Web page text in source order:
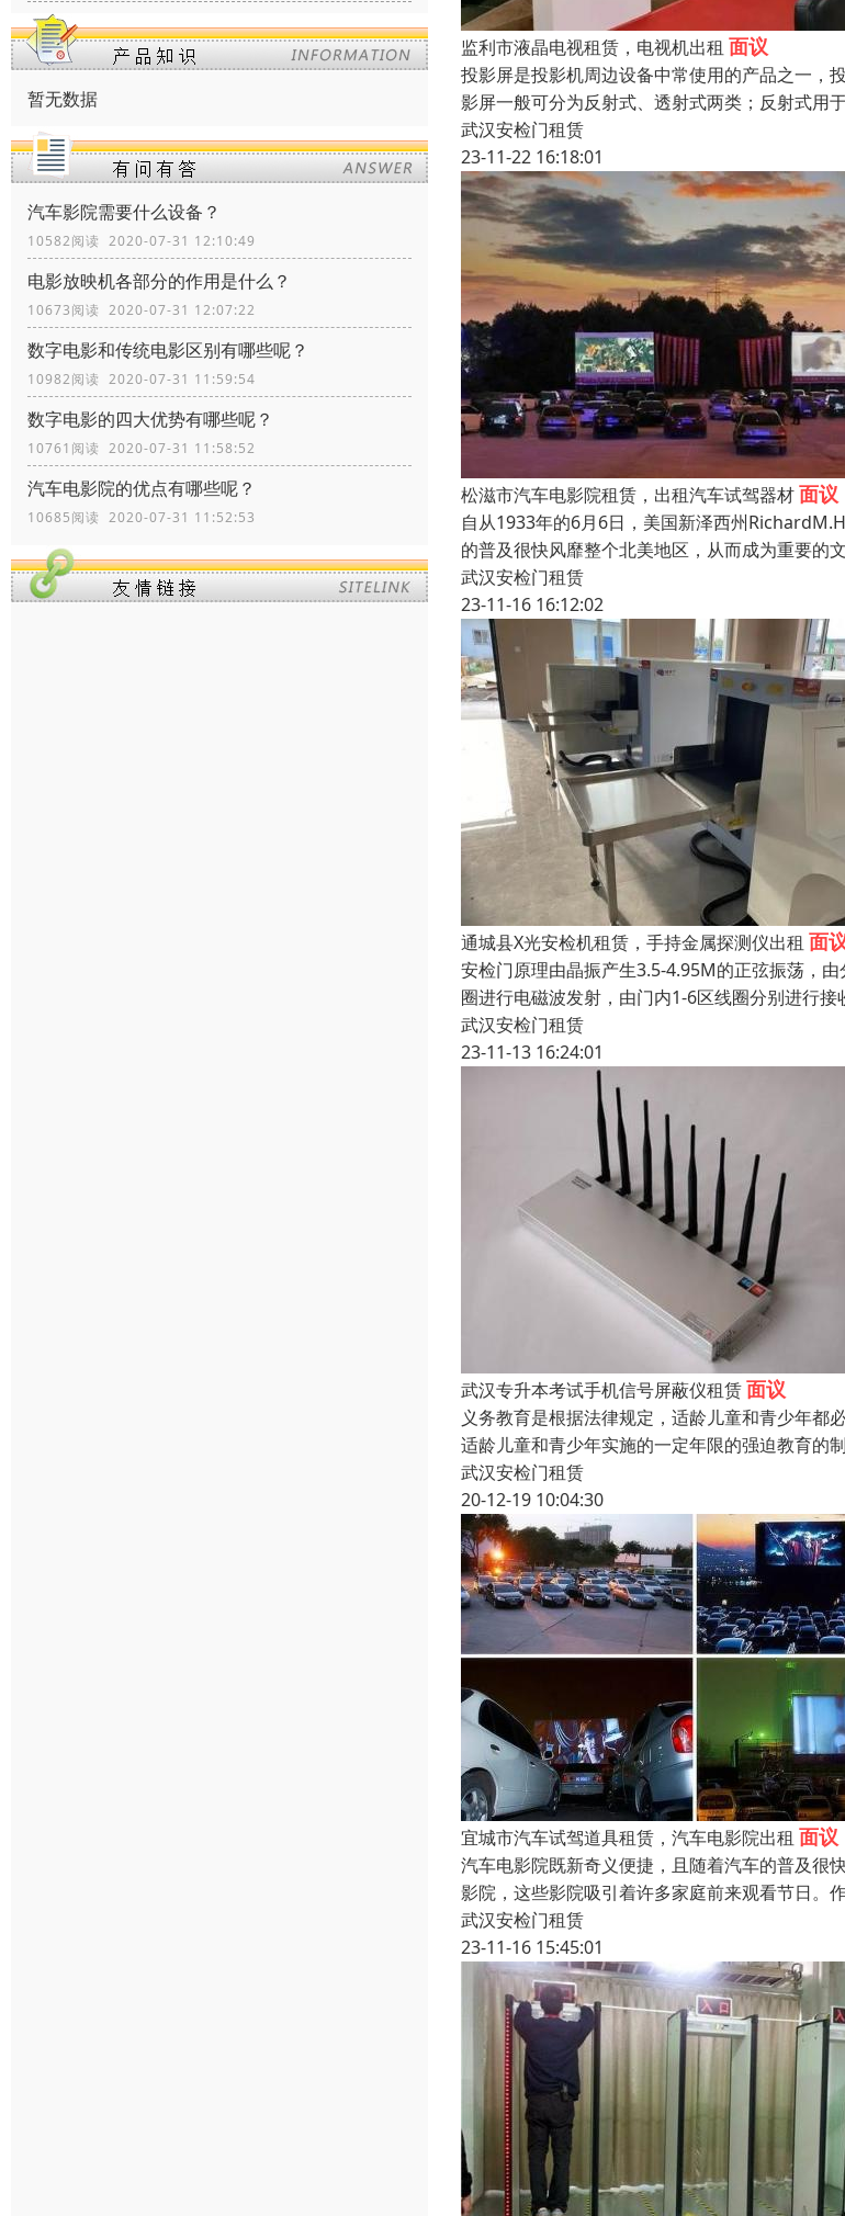
暂无数据
汽车影院需要什么设备？
10582阅读 2020-07-31 12:10:49
电影放映机各部分的作用是什么？
10673阅读 2020-07-31 12:07:22
数字电影和传统电影区别有哪些呢？
10982阅读 2020-07-31 11:59:54
数字电影的四大优势有哪些呢？
10761阅读 2020-07-31 11:58:52
汽车电影院的优点有哪些呢？
10685阅读 2020-07-31 11:52:53
监利市液晶电视租赁，电视机出租 面议
投影屏是投影机周边设备中常使用的产品之一，
影屏一般可分为反射式、透射式两类；反射式用
武汉安检门租赁
23-11-22 16:18:01
松滋市汽车电影院租赁，出租汽车试驾器材面议
自从1933年的6月6日，美国新泽西州
的普及很快风靡整个北美地区，从而成为重要的
武汉安检门租赁
23-11-16 16:12:02
通城县X光安检机租赁，手持金属探测仪出租 面
安检门原理由晶振产生3.5-4.95M的正弦振荡，
圈进行电磁波发射，由门内1-6区线圈分别进行
武汉安检门租赁
23-11-13 16:24:01
武汉专升本考试手机信号屏蔽仪租赁面议
义务教育是根据法律规定，适龄儿童和青少年都
适龄儿童和青少年实施的一定年限的强迫教育的
武汉安检门租赁
20-12-19 10:04:30
宜城市汽车试驾道具租赁，汽车电影院出租 面议
汽车电影院既新奇义便捷，且随着汽车的普及很
影院，这些影院吸引着许多家庭前来观看节日。
武汉安检门租赁
23-11-16 15:45:01